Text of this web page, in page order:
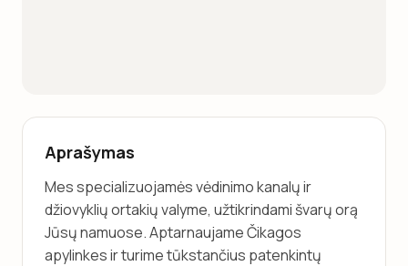
Aprašymas
Mes specializuojamės vėdinimo kanalų ir
džiovyklių ortakių valyme, užtikrindami švarų orą
Jūsų namuose. Aptarnaujame Čikagos
apylinkes ir turime tūkstančius patenkintų